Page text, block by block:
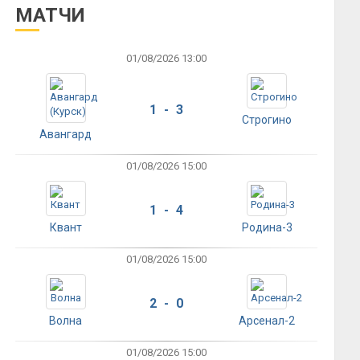
МАТЧИ
01/08/2026 13:00
Авангард
1 - 3
Строгино
01/08/2026 15:00
Квант
1 - 4
Родина-3
01/08/2026 15:00
Волна
2 - 0
Арсенал-2
01/08/2026 15:00